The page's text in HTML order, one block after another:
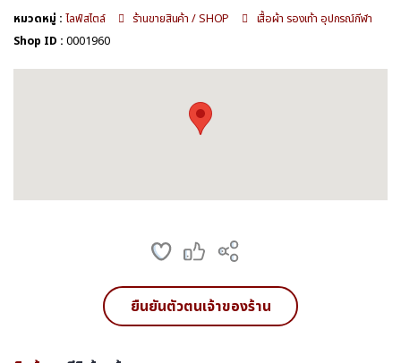
หมวดหมู่ : ไลฟ์สไตล์ ร้านขายสินค้า / SHOP
เสื้อผ้า รองเท้า อุปกรณ์กีฬา
Shop ID : 0001960
ยืนยันตัวตนเจ้าของร้าน